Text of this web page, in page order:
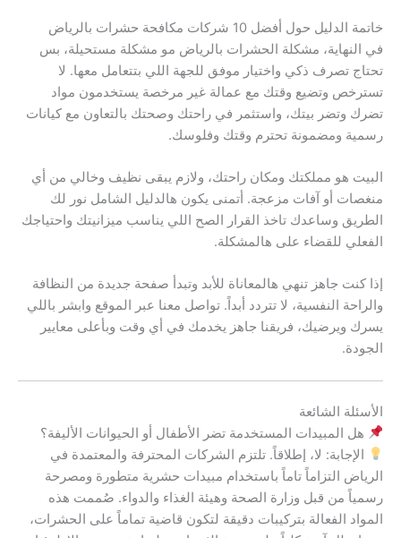
خاتمة الدليل حول أفضل 10 شركات مكافحة حشرات بالرياض
في النهاية، مشكلة الحشرات بالرياض مو مشكلة مستحيلة، بس
تحتاج تصرف ذكي واختيار موفق للجهة اللي بتتعامل معها. لا
تسترخص وتضيع وقتك مع عمالة غير مرخصة يستخدمون مواد
تضرك وتضر بيتك، واستثمر في راحتك وصحتك بالتعاون مع كيانات
رسمية ومضمونة تحترم وقتك وفلوسك.
البيت هو مملكتك ومكان راحتك، ولازم يبقى نظيف وخالي من أي
منغصات أو آفات مزعجة. أتمنى يكون هالدليل الشامل نور لك
الطريق وساعدك تاخذ القرار الصح اللي يناسب ميزانيتك واحتياجك
الفعلي للقضاء على هالمشكلة.
إذا كنت جاهز تنهي هالمعاناة للأبد وتبدأ صفحة جديدة من النظافة
والراحة النفسية، لا تتردد أبداً. تواصل معنا عبر الموقع وابشر باللي
يسرك ويرضيك، فريقنا جاهز يخدمك في أي وقت وبأعلى معايير
الجودة.
الأسئلة الشائعة
هل المبيدات المستخدمة تضر الأطفال أو الحيوانات الأليفة؟
الإجابة: لا، إطلاقاً. تلتزم الشركات المحترفة والمعتمدة في
الرياض التزاماً تاماً باستخدام مبيدات حشرية متطورة ومصرحة
رسمياً من قبل وزارة الصحة وهيئة الغذاء والدواء. صُممت هذه
المواد الفعالة بتركيبات دقيقة لتكون قاضية تماماً على الحشرات،